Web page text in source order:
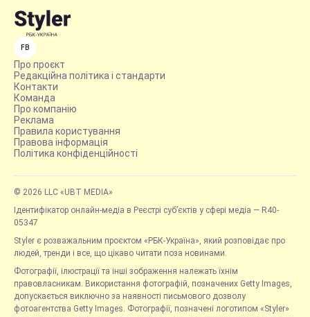
FB
Про проєкт
Редакційна політика і стандарти
Контакти
Команда
Про компанію
Реклама
Правила користування
Правова інформація
Політика конфіденційності
© 2026 LLC «UBT MEDIA»
Ідентифікатор онлайн-медіа в Реєстрі суб’єктів у сфері медіа — R40-
05347
Styler є розважальним проєктом «РБК-Україна», який розповідає про
людей, тренди і все, що цікаво читати поза новинами.
Фотографії, ілюстрації та інші зображення належать їхнім
правовласникам. Використання фотографій, позначених Getty Images,
допускається виключно за наявності письмового дозволу
фотоагентства Getty Images. Фотографії, позначені логотипом «Styler»